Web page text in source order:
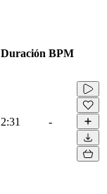
Duración BPM
2:31 -